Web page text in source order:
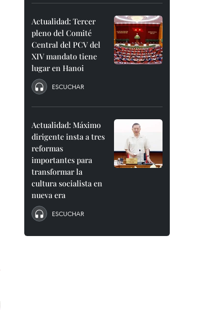
Actualidad: Tercer
pleno del Comité
Central del PCV del
XIV mandato tiene
lugar en Hanoi
ESCUCHAR
Actualidad: Máximo
dirigente insta a tres
reformas
importantes para
transformar la
cultura socialista en
nueva era
ESCUCHAR